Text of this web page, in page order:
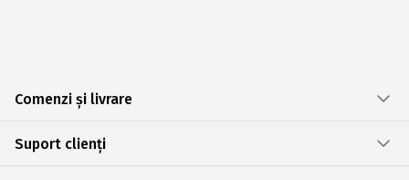
Comenzi și livrare
Suport clienți